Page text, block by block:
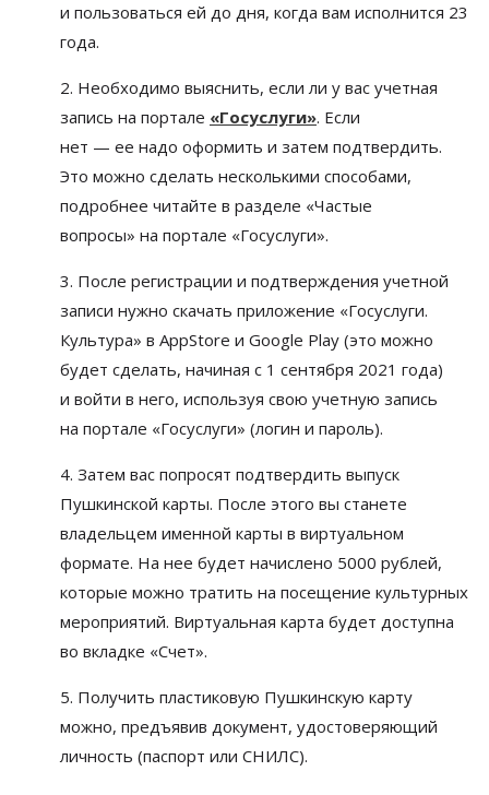
и пользоваться ей до дня, когда вам исполнится 23
года.
2. Необходимо выяснить, если ли у вас учетная
запись на портале «Госуслуги». Если
нет — ее надо оформить и затем подтвердить.
Это можно сделать несколькими способами,
подробнее читайте в разделе «Частые
вопросы» на портале «Госуслуги».
3. После регистрации и подтверждения учетной
записи нужно скачать приложение «Госуслуги.
Культура» в AppStore и Google Play (это можно
будет сделать, начиная с 1 сентября 2021 года)
и войти в него, используя свою учетную запись
на портале «Госуслуги» (логин и пароль).
4. Затем вас попросят подтвердить выпуск
Пушкинской карты. После этого вы станете
владельцем именной карты в виртуальном
формате. На нее будет начислено 5000 рублей,
которые можно тратить на посещение культурных
мероприятий. Виртуальная карта будет доступна
во вкладке «Счет».
5. Получить пластиковую Пушкинскую карту
можно, предъявив документ, удостоверяющий
личность (паспорт или СНИЛС).